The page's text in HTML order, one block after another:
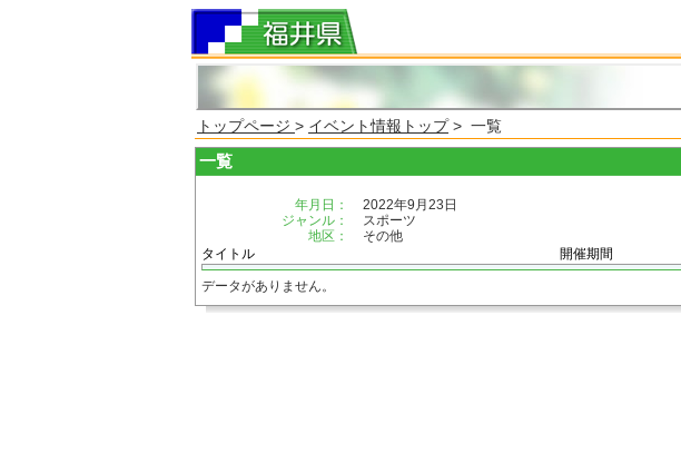
トップページ > イベント情報トップ> 一覧
一覧
年月日：
2022年9月23日
ジャンル：
スポーツ
地区：
その他
タイトル
開催期間
データがありません。